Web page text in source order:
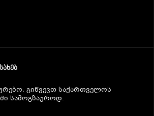
გიწვევთ საქართველოს
სამოგზაუროდ.